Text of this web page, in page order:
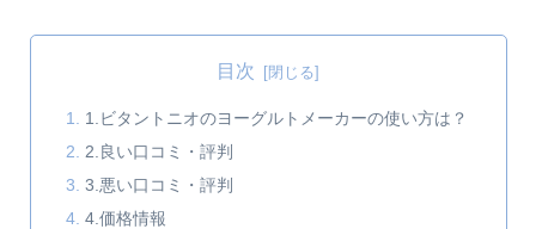
目次
1.ビタントニオのヨーグルトメーカーの使い方は？
2.良い口コミ・評判
3.悪い口コミ・評判
4.価格情報